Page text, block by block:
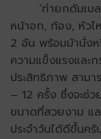
‘ท่ายกดัมเบลล์
หน้าอก, ท้อง, หัวไ
2 อัน พร้อมม้านั่งห
ความแข็งแรงและ
ประสิทธิภาพ สาม
– 12 ครั้ง ซึ่งจะช่
ขนาดที่สวยงาม แล
ประจำวันได้ดีขึ้นครั